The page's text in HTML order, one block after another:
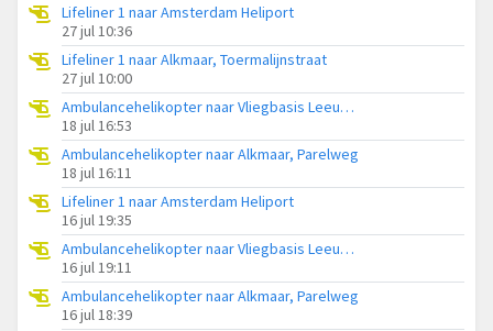
Lifeliner 1 naar Amsterdam Heliport
27 jul 10:36
Lifeliner 1 naar Alkmaar, Toermalijnstraat
27 jul 10:00
Ambulancehelikopter naar Vliegbasis Leeuwarden
18 jul 16:53
Ambulancehelikopter naar Alkmaar, Parelweg
18 jul 16:11
Lifeliner 1 naar Amsterdam Heliport
16 jul 19:35
Ambulancehelikopter naar Vliegbasis Leeuwarden
16 jul 19:11
Ambulancehelikopter naar Alkmaar, Parelweg
16 jul 18:39